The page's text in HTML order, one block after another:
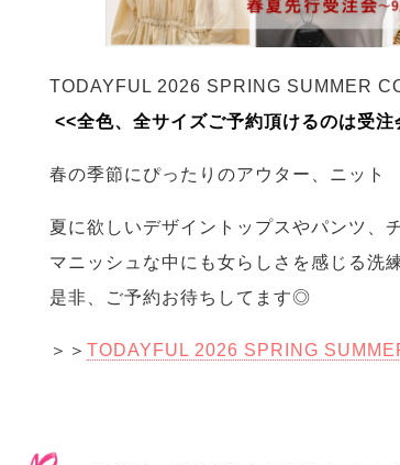
TODAYFUL 2026 SPRING SUMMER
<<全色、全サイズご予約頂けるのは受
春の季節にぴったりのアウター、ニット
夏に欲しいデザイントップスやパンツ、
マニッシュな中にも女らしさを感じる洗
是非、ご予約お待ちしてます◎
＞＞ TODAYFUL 2026 SPRING